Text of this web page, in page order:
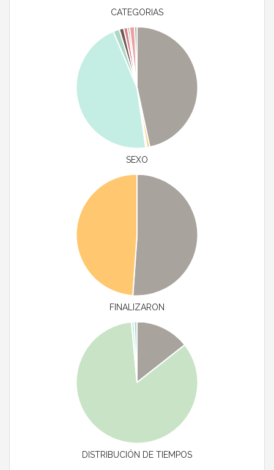
CATEGORIAS
SEXO
FINALIZARON
DISTRIBUCIÓN DE TIEMPOS